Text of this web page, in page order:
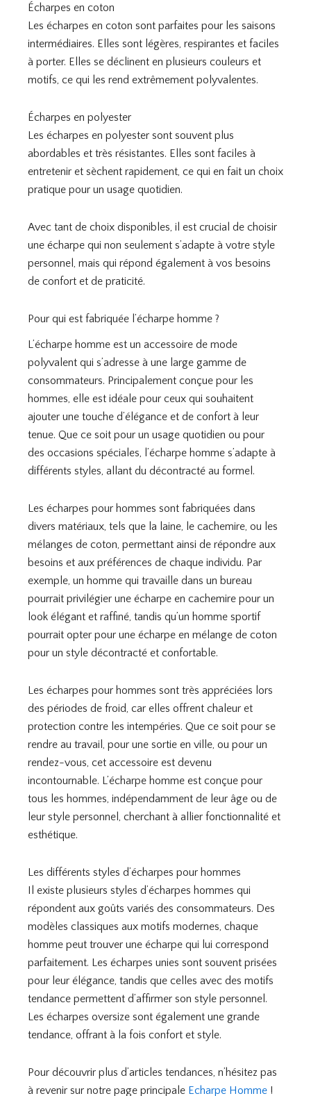
Écharpes en coton
Les écharpes en coton sont parfaites pour les saisons
intermédiaires. Elles sont légères, respirantes et faciles
à porter. Elles se déclinent en plusieurs couleurs et
motifs, ce qui les rend extrêmement polyvalentes.
Écharpes en polyester
Les écharpes en polyester sont souvent plus
abordables et très résistantes. Elles sont faciles à
entretenir et sèchent rapidement, ce qui en fait un choix
pratique pour un usage quotidien.
Avec tant de choix disponibles, il est crucial de choisir
une écharpe qui non seulement s’adapte à votre style
personnel, mais qui répond également à vos besoins
de confort et de praticité.
Pour qui est fabriquée l’écharpe homme ?
L’écharpe homme est un accessoire de mode
polyvalent qui s’adresse à une large gamme de
consommateurs. Principalement conçue pour les
hommes, elle est idéale pour ceux qui souhaitent
ajouter une touche d’élégance et de confort à leur
tenue. Que ce soit pour un usage quotidien ou pour
des occasions spéciales, l’écharpe homme s’adapte à
différents styles, allant du décontracté au formel.
Les écharpes pour hommes sont fabriquées dans
divers matériaux, tels que la laine, le cachemire, ou les
mélanges de coton, permettant ainsi de répondre aux
besoins et aux préférences de chaque individu. Par
exemple, un homme qui travaille dans un bureau
pourrait privilégier une écharpe en cachemire pour un
look élégant et raffiné, tandis qu’un homme sportif
pourrait opter pour une écharpe en mélange de coton
pour un style décontracté et confortable.
Les écharpes pour hommes sont très appréciées lors
des périodes de froid, car elles offrent chaleur et
protection contre les intempéries. Que ce soit pour se
rendre au travail, pour une sortie en ville, ou pour un
rendez-vous, cet accessoire est devenu
incontournable. L’écharpe homme est conçue pour
tous les hommes, indépendamment de leur âge ou de
leur style personnel, cherchant à allier fonctionnalité et
esthétique.
Les différents styles d’écharpes pour hommes
Il existe plusieurs styles d’écharpes hommes qui
répondent aux goûts variés des consommateurs. Des
modèles classiques aux motifs modernes, chaque
homme peut trouver une écharpe qui lui correspond
parfaitement. Les écharpes unies sont souvent prisées
pour leur élégance, tandis que celles avec des motifs
tendance permettent d’affirmer son style personnel.
Les écharpes oversize sont également une grande
tendance, offrant à la fois confort et style.
Pour découvrir plus d’articles tendances, n’hésitez pas
à revenir sur notre page principale Echarpe Homme !